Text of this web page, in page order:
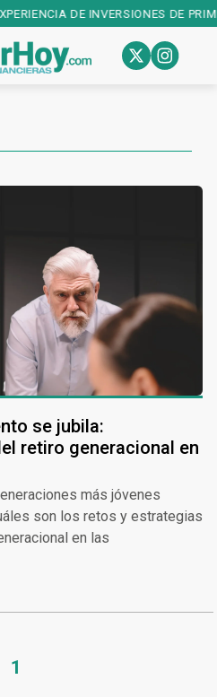
DE INVERSIONES DE
se jubila:
retiro generacional en
más jóvenes
son los retos y estrategias
en las
1